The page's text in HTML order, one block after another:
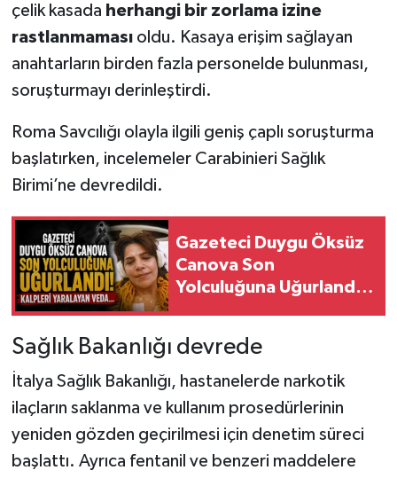
çelik kasada herhangi bir zorlama izine
rastlanmamasıoldu. Kasaya erişim sağlayan
anahtarların birden fazla personelde bulunması,
soruşturmayı derinleştirdi.
Roma Savcılığı olayla ilgili geniş çaplı soruşturma
başlatırken, incelemeler Carabinieri Sağlık
Birimi’ne devredildi.
Gazeteci Duygu Öksüz
Canova Son
Yolculuğuna Uğurlandı!
Sağlık Bakanlığı devrede
İtalya Sağlık Bakanlığı, hastanelerde narkotik
ilaçların saklanma ve kullanım prosedürlerinin
yeniden gözden geçirilmesi için denetim süreci
başlattı. Ayrıca fentanil ve benzeri maddelere